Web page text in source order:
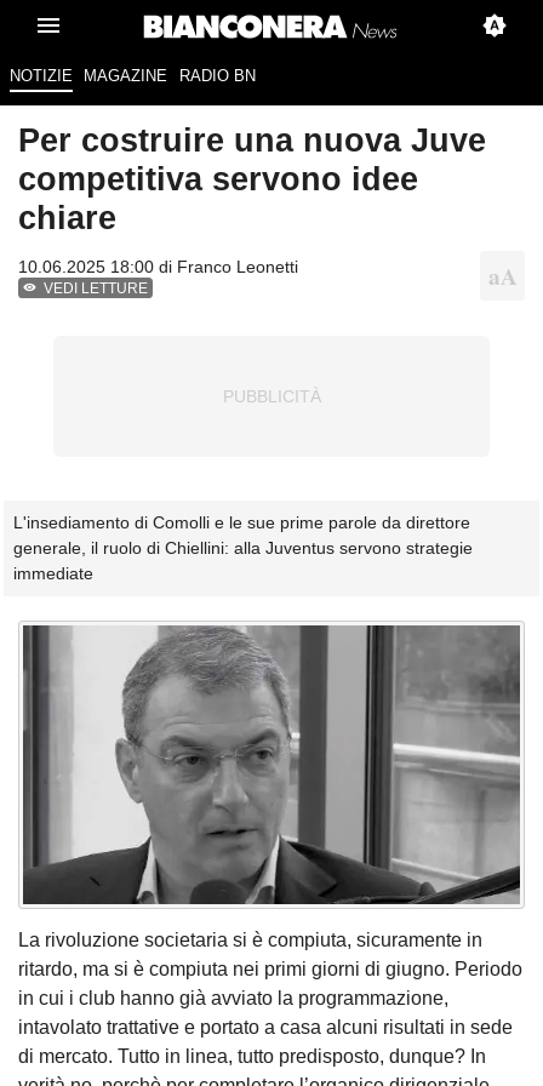
NOTIZIE MAGAZINE RADIO BN
Per costruire una nuova Juve
competitiva servono idee
chiare
10.06.2025 18:00 di Franco Leonetti
VEDI LETTURE
L'insediamento di Comolli e le sue prime parole da direttore
generale, il ruolo di Chiellini: alla Juventus servono strategie
immediate
La rivoluzione societaria si è compiuta, sicuramente in
ritardo, ma si è compiuta nei primi giorni di giugno. Periodo
in cui i club hanno già avviato la programmazione,
intavolato trattative e portato a casa alcuni risultati in sede
di mercato. Tutto in linea, tutto predisposto, dunque? In